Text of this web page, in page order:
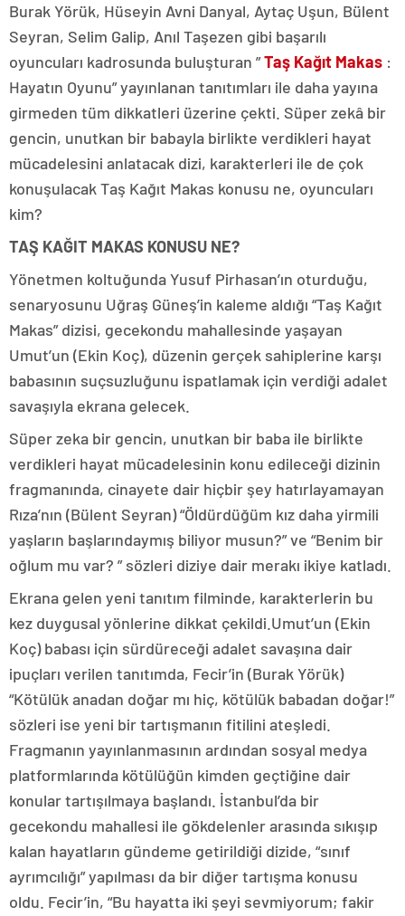
Burak Yörük, Hüseyin Avni Danyal, Aytaç Uşun, Bülent
Seyran, Selim Galip, Anıl Taşezen gibi başarılı
oyuncuları kadrosunda buluşturan ”Taş Kağıt Makas :
Hayatın Oyunu” yayınlanan tanıtımları ile daha yayına
girmeden tüm dikkatleri üzerine çekti. Süper zekâ bir
gencin, unutkan bir babayla birlikte verdikleri hayat
mücadelesini anlatacak dizi, karakterleri ile de çok
konuşulacak Taş Kağıt Makas konusu ne, oyuncuları
kim?
TAŞ KAĞIT MAKAS KONUSU NE?
Yönetmen koltuğunda Yusuf Pirhasan’ın oturduğu,
senaryosunu Uğraş Güneş’in kaleme aldığı “Taş Kağıt
Makas” dizisi, gecekondu mahallesinde yaşayan
Umut’un (Ekin Koç), düzenin gerçek sahiplerine karşı
babasının suçsuzluğunu ispatlamak için verdiği adalet
savaşıyla ekrana gelecek.
Süper zeka bir gencin, unutkan bir baba ile birlikte
verdikleri hayat mücadelesinin konu edileceği dizinin
fragmanında, cinayete dair hiçbir şey hatırlayamayan
Rıza’nın (Bülent Seyran) “Öldürdüğüm kız daha yirmili
yaşların başlarındaymış biliyor musun?” ve “Benim bir
oğlum mu var? ” sözleri diziye dair merakı ikiye katladı.
Ekrana gelen yeni tanıtım filminde, karakterlerin bu
kez duygusal yönlerine dikkat çekildi.Umut’un (Ekin
Koç) babası için sürdüreceği adalet savaşına dair
ipuçları verilen tanıtımda, Fecir’in (Burak Yörük)
“Kötülük anadan doğar mı hiç, kötülük babadan doğar!”
sözleri ise yeni bir tartışmanın fitilini ateşledi.
Fragmanın yayınlanmasının ardından sosyal medya
platformlarında kötülüğün kimden geçtiğine dair
konular tartışılmaya başlandı. İstanbul’da bir
gecekondu mahallesi ile gökdelenler arasında sıkışıp
kalan hayatların gündeme getirildiği dizide, “sınıf
ayrımcılığı” yapılması da bir diğer tartışma konusu
oldu. Fecir’in, “Bu hayatta iki şeyi sevmiyorum; fakir